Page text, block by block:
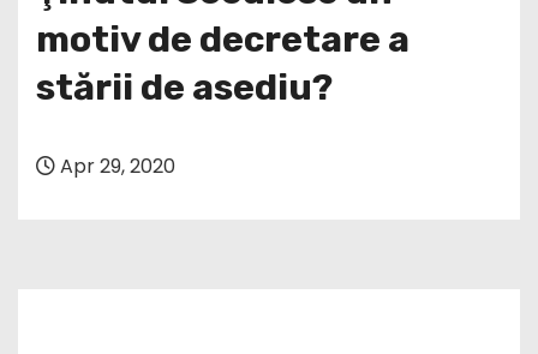
motiv de decretare a
stării de asediu?
Apr 29, 2020